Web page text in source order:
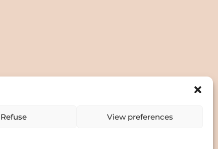
Refuse View preferences